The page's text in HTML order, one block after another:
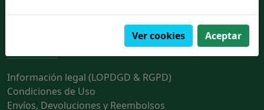
Información legal (LOPDGD & RGPD)
Condiciones de Uso
Envíos, Devoluciones y Reembolsos
Ver cookies Aceptar